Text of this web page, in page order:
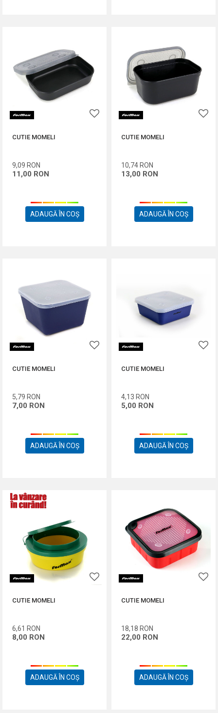
CUTIE MOMELI
9,09 RON
11,00 RON
ADAUGĂ ÎN COȘ
CUTIE MOMELI
10,74 RON
13,00 RON
ADAUGĂ ÎN COȘ
CUTIE MOMELI
5,79 RON
7,00 RON
ADAUGĂ ÎN COȘ
CUTIE MOMELI
4,13 RON
5,00 RON
ADAUGĂ ÎN COȘ
CUTIE MOMELI
6,61 RON
8,00 RON
ADAUGĂ ÎN COȘ
CUTIE MOMELI
18,18 RON
22,00 RON
ADAUGĂ ÎN COȘ